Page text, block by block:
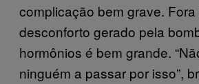
complicação bem grave. Fora
desconforto gerado pela
hormônios é bem grande.
ninguém a passar por isso”,